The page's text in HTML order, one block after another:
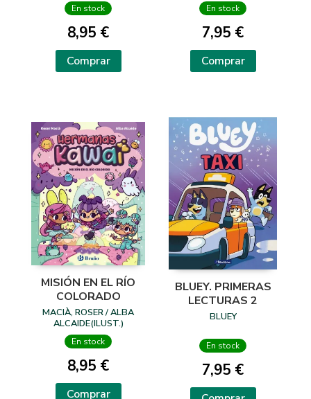
En stock
8,95 €
Comprar
En stock
7,95 €
Comprar
MISIÓN EN EL RÍO
COLORADO
MACIÀ, ROSER / ALBA
ALCAIDE(ILUST.)
En stock
8,95 €
Comprar
BLUEY. PRIMERAS
LECTURAS 2
BLUEY
En stock
7,95 €